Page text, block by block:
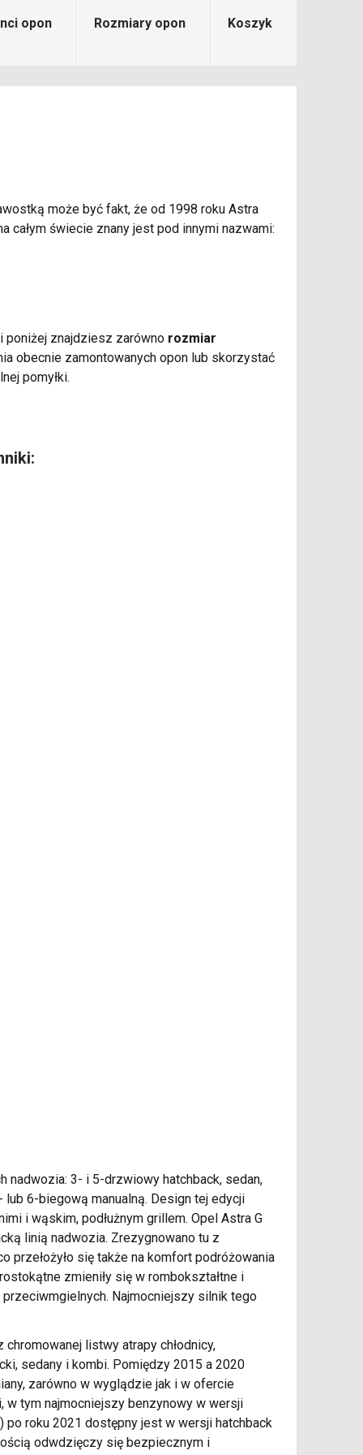
opon Rozmiary opon Koszyk
może być fakt, że od 1998 roku Astra
całym świecie znany jest pod innymi nazwami:
poniżej znajdziesz zarówno rozmiar
obecnie zamontowanych opon lub skorzystać
pomyłki.
nadwozia: 3- i 5-drzwiowy hatchback, sedan,
6-biegową manualną. Design tej edycji
i wąskim, podłużnym grillem. Opel Astra G
linią nadwozia. Zrezygnowano tu z
się także na komfort podróżowania
zmieniły się w rombokształtne i
Najmocniejszy silnik tego
listwy atrapy chłodnicy,
sedany i kombi. Pomiędzy 2015 a 2020
zarówno w wyglądzie jak i w ofercie
w tym najmocniejszy benzynowy w wersji
po roku 2021 dostępny jest w wersji hatchback
odwdzięczy się bezpiecznym i